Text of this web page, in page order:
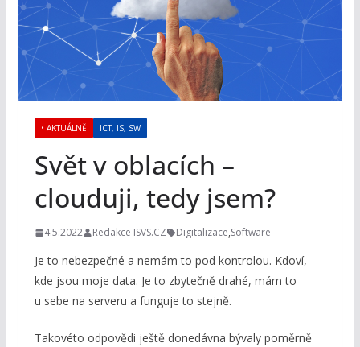
• AKTUÁLNĚ ICT, IS, SW
Svět v oblacích –
clouduji, tedy jsem?
4.5.2022 Redakce ISVS.CZ Digitalizace,Software
Je to nebezpečné a nemám to pod kontrolou. Kdoví,
kde jsou moje data. Je to zbytečně drahé, mám to
u sebe na serveru a funguje to stejně.
Takovéto odpovědi ještě donedávna bývaly poměrně